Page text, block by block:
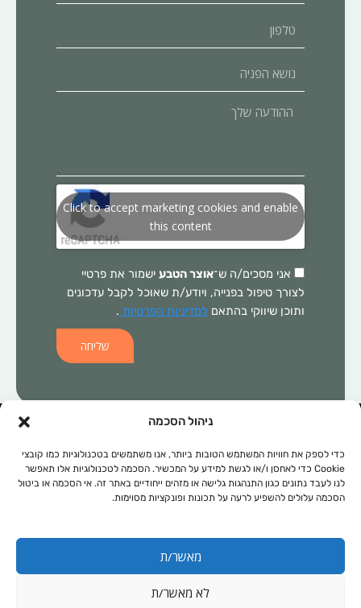
ניהול הסכמה
כדי לספק את חוויות המשתמש הטובות ביותר, אנו משתמשים בטכנולוגיות כמו קובצי
Cookie כדי לאחסן ו/או לגשת למידע על המכשיר. הסכמה לטכנולוגיות אלו תאפשר
לנו לעבד נתונים כגון התנהגות גלישה או מזהים ייחודיים באתר זה. אי הסכמה או ביטול
הסכמה עלולים להשפיע לרעה על תכונות ופונקציות מסוימות.
מאשר/ת
לא מאשר/ת
הפניה
ההודעה
Click to accept marketing cookies and enable
this content
אני מסכים/ה ש־אוצר הטבע ישמור את פרטיי
לצורך טיפול בפנייה, ויודע/ת שאוכל לקבל עדכונים
ותוכן שיווקי בהתאם למדיניות הפרטיות .
שליחה
תרופתי ו/או אחר. בכל מקרה של בעיה רפואית יש לפנות לרופא המטפל.
המידע המופיע באתר זה מופנה לנשים ולגברים כאחד. אין להעתיק, לשכפל
או להפיץ את הכתוב ברבים, ללא קבלת אישור מהחברה.